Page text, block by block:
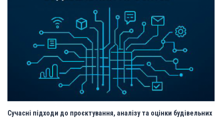
Сучасні підходи до проєктування, аналізу та оцінки будівельних